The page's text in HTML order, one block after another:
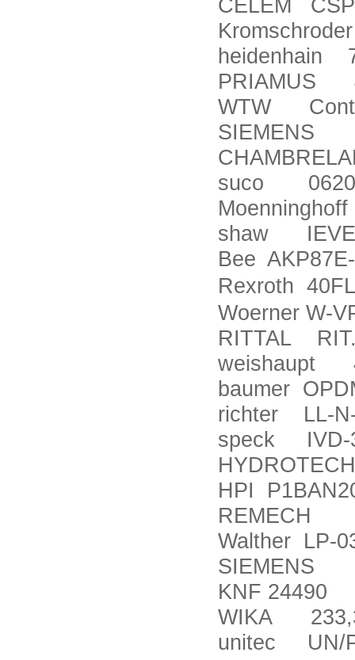
CELEM
heidenhain
PRIAMUS
WTW
SIEMENS
suco 0620-
shaw
Bee
Rexroth
Woerner W-
RITTAL
weishaupt
baumer
richter LL-N-
speck IVD-
HPI
REMECH
Walther LP-
SIEMENS
KNF 24490
WIKA
unitec UN/